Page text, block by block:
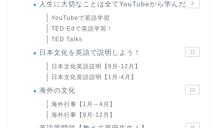
人生に大切なことは全てYouTubeから学んだ 4
YouTubeで英語学習
TED-Edで英語学習！
TED Talks
日本文化を英語で説明しよう！ 11
日本文化英語説明【9月-12月】
日本文化英語説明【1月-4月】
海外の文化 10
海外行事【1月～4月】
海外行事【9月-12月】